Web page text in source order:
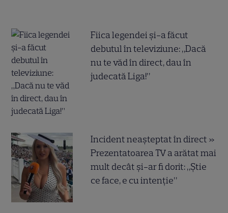
Fiica legendei și-a făcut
debutul în televiziune: „Dacă
nu te văd în direct, dau în
judecată Liga!”
Incident neașteptat în direct »
Prezentatoarea TV a arătat mai
mult decât și-ar fi dorit: „Știe
ce face, e cu intenție”